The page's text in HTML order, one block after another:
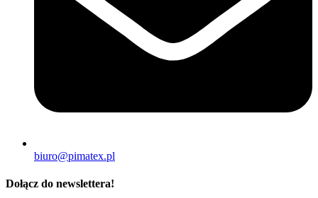
biuro@pimatex.pl
Dołącz do newslettera!